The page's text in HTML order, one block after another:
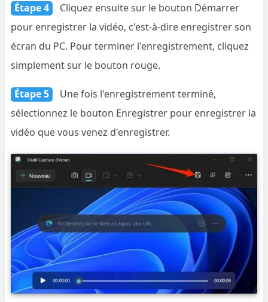
Étape 4
Cliquez ensuite sur le bouton Démarrer
pour enregistrer la vidéo, c'est-à-dire enregistrer son
écran du PC. Pour terminer l'enregistrement, cliquez
simplement sur le bouton rouge.
Étape 5
Une fois l'enregistrement terminé,
sélectionnez le bouton Enregistrer pour enregistrer la
vidéo que vous venez d'enregistrer.